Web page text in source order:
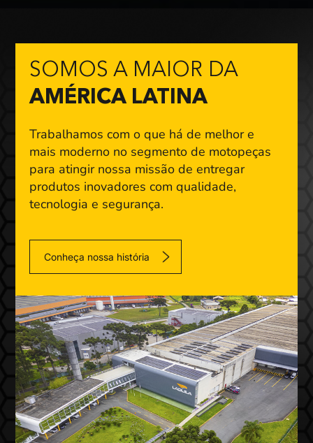
SOMOS A MAIOR DA
AMÉRICA LATINA
Trabalhamos com o que há de melhor e
mais moderno no segmento de motopeças
para atingir nossa missão de entregar
produtos inovadores com qualidade,
tecnologia e segurança.
Conheça nossa história